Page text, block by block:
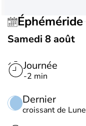
Éphéméride
Samedi 8 août
Journée
-2 min
Dernier
croissant de Lune